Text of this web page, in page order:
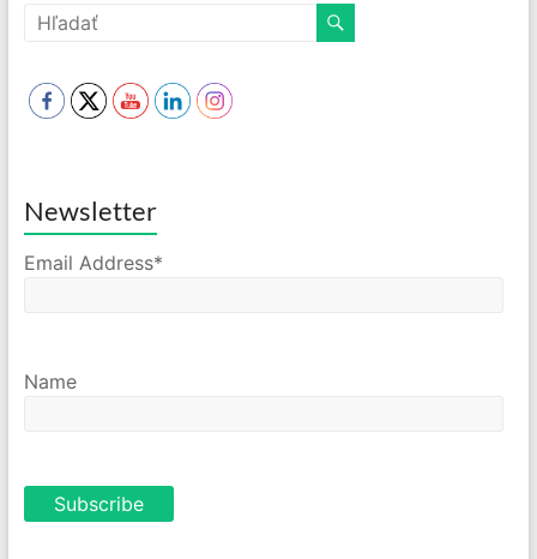
Newsletter
Email Address*
Name